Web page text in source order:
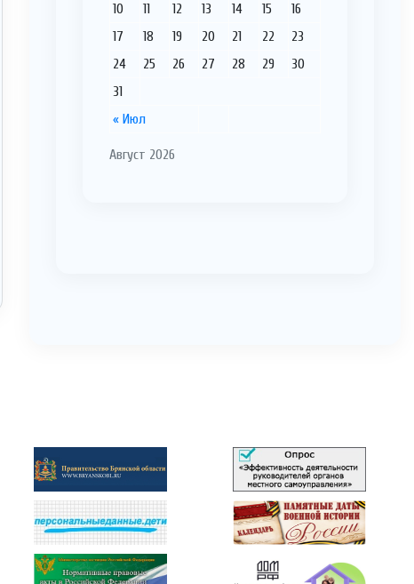
Август 2026
« Июл
10
11 12 13 14 15
16
17
18 19 20 21 22
23
24
25 26 27 28 29
30
31